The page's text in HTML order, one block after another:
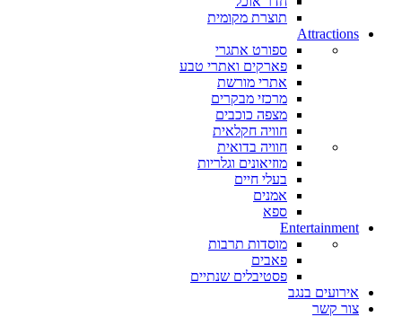
תוצרת מקומית
Attractions
ספורט אתגרי
פארקים ואתרי טבע
אתרי מורשת
מרכזי מבקרים
מצפה כוכבים
חוויה חקלאית
חוויה בדואית
מוזיאונים וגלריות
בעלי חיים
אמנים
ספא
Entertainment
מוסדות תרבות
פאבים
פסטיבלים שנתיים
אירועים בנגב
צור קשר